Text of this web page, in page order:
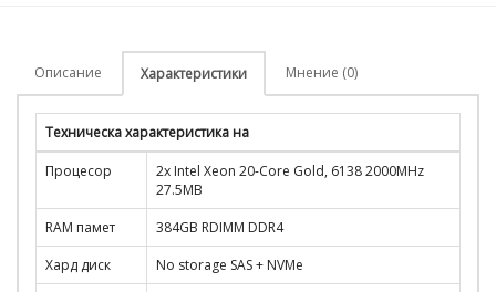
Описание Характеристики Мнение (0)
Техническа характеристика на
Процесор
2x Intel Xeon 20-Core Gold, 6138 2000MHz
27.5MB
RAM памет
384GB RDIMM DDR4
Хард диск
No storage SAS + NVMe